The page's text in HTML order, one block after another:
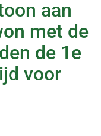
aan
met de
de 1e
voor